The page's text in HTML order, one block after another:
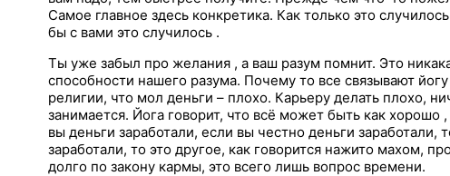
Самое главное здесь конкретика. Как только это
бы с вами это случилось .
Ты уже забыл про желания , а ваш разум помнит. Это
способности нашего разума. Почему то все связывают
религии, что мол деньги – плохо. Карьеру делать плохо,
занимается. Йога говорит, что всё может быть как хорошо ,
вы деньги заработали, если вы честно деньги заработали,
заработали, то это другое, как говорится нажито махом,
долго по закону кармы, это всего лишь вопрос времени.